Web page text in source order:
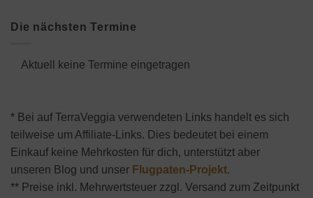
Die nächsten Termine
Aktuell keine Termine eingetragen
* Bei auf TerraVeggia verwendeten Links handelt es sich
teilweise um Affiliate-Links. Dies bedeutet bei einem
Einkauf keine Mehrkosten für dich, unterstützt aber
unseren Blog und unser Flugpaten-Projekt.
** Preise inkl. Mehrwertsteuer zzgl. Versand zum Zeitpunkt